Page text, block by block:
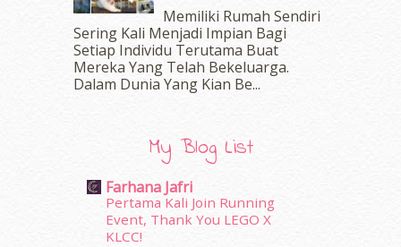
June 2016(30)
May 2016(16)
April 2016(7)
March 2016(18)
February 2016(11)
September 2015(29)
(23)
Memiliki Rumah Sendiri
Sering Kali Menjadi Impian Bagi
Setiap Individu Terutama Buat
Mereka Yang Telah Bekeluarga.
Dalam‍ Dunia Yang Kian Be...
My Blog List
Farhana Jafri
Pertama Kali Join Running
Event, Thank You LEGO X
KLCC!